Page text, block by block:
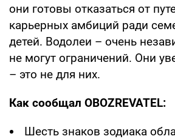
они готовы отказаться от
карьерных амбиций ради
детей. Водолеи – очень
не могут ограничений. Они
– это не для них.
Как сообщал OBOZREVATEL:
Шесть знаков зодиака